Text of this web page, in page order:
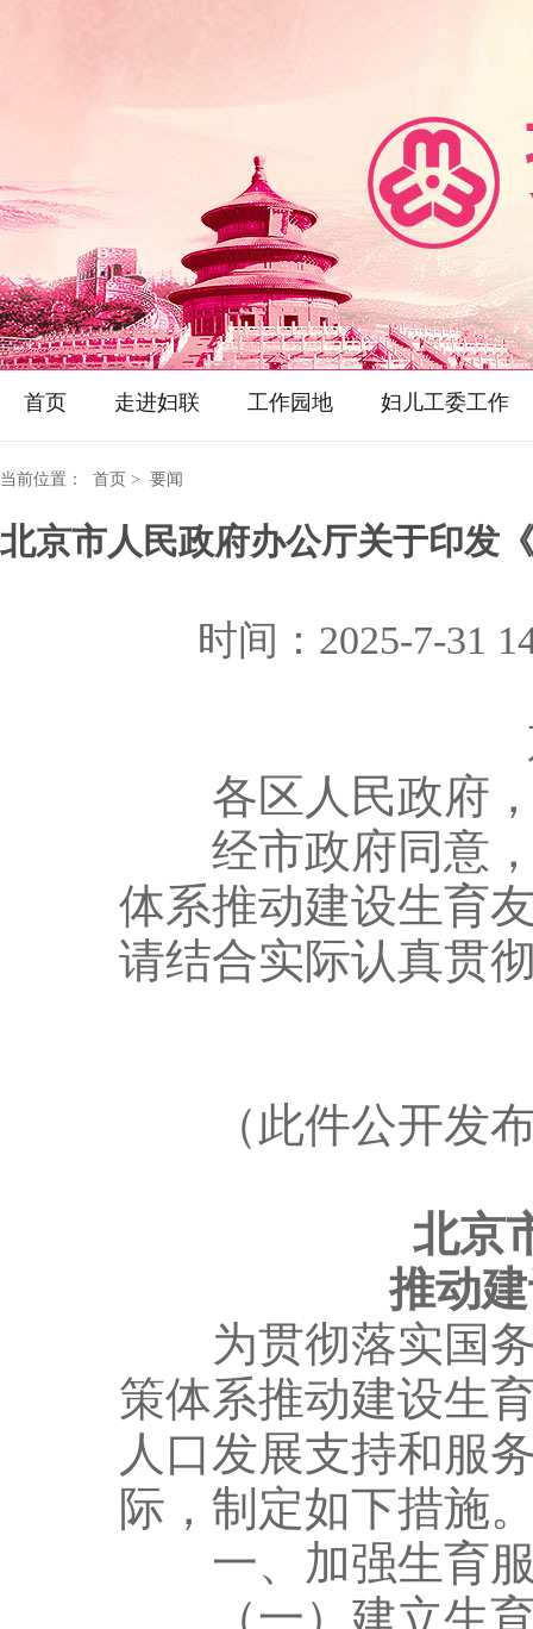
首页 走进妇联 工作园地 妇儿工委工作
当前位置： 首页 > 要闻
北京市人民政府办公厅关于印发
时间：2025-7-31
京
各区人民政府，
经市政府同意，
体系推动建设生育
请结合实际认真贯
（此件公开发
北京
推动建
为贯彻落实国务
策体系推动建设生
人口发展支持和服
际，制定如下措施
一、加强生育服
（一）建立生育